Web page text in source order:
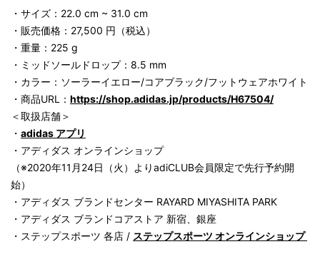
・サイズ：22.0 cm ~ 31.0 cm
・販売価格：27,500 円（税込）
・重量：225 g
・ミッドソールドロップ：8.5 mm
・カラー：ソーラーイエロー/コアブラック/フットウェアホワイト
・商品URL： https://shop.adidas.jp/products/H67504/
＜取扱店舗＞
・ adidas アプリ
・アディダス オンラインショップ
（※2020年11⽉24⽇（⽕）よりadiCLUB会員限定で先⾏予約開
始）
・アディダス ブランドセンター RAYARD MIYASHITA PARK
・アディダス ブランドコアストア 新宿、銀座
・ステップスポーツ 各店 / ステップスポーツ オンラインショップ